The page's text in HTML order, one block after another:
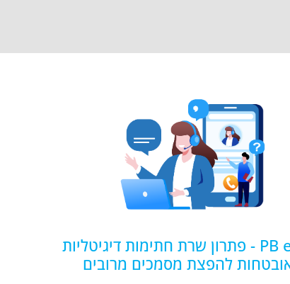
PB eSign - פתרון שרת חתימות דיגיטליות
להפצת מסמכים מרובים